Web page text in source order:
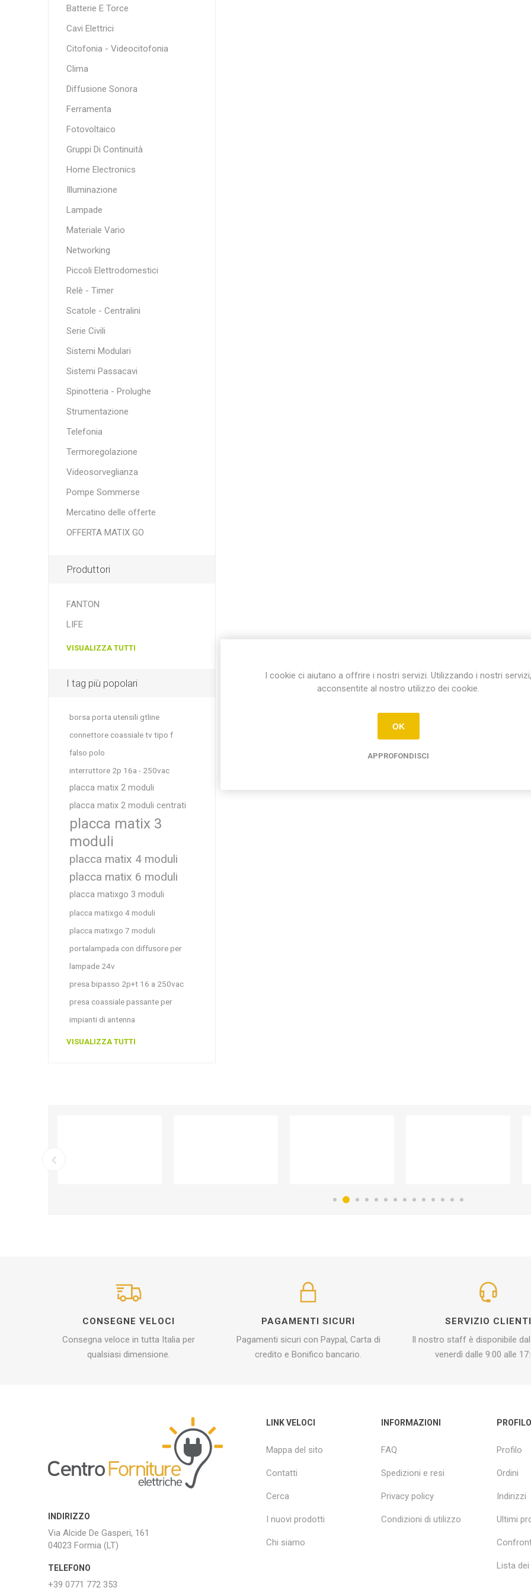
Batterie E Torce
Cavi Elettrici
Citofonia - Videocitofonia
Clima
Diffusione Sonora
Ferramenta
Fotovoltaico
Gruppi Di Continuità
Home Electronics
Illuminazione
Lampade
Materiale Vario
Networking
Piccoli Elettrodomestici
Relè - Timer
Scatole - Centralini
Serie Civili
Sistemi Modulari
Sistemi Passacavi
Spinotteria - Prolughe
Strumentazione
Telefonia
Termoregolazione
Videosorveglianza
Pompe Sommerse
Mercatino delle offerte
OFFERTA MATIX GO
Produttori
FANTON
LIFE
VISUALIZZA TUTTI
I tag più popolari
borsa porta utensili gtline
connettore coassiale tv tipo f
falso polo
interruttore 2p 16a - 250vac
placca matix 2 moduli
placca matix 2 moduli centrati
placca matix 3
moduli
placca matix 4 moduli
placca matix 6 moduli
placca matixgo 3 moduli
placca matixgo 4 moduli
placca matixgo 7 moduli
portalampada con diffusore per
lampade 24v
presa bipasso 2p+t 16 a 250vac
presa coassiale passante per
impianti di antenna
VISUALIZZA TUTTI
CONSEGNE VELOCI
Consegna veloce in tutta Italia per
qualsiasi dimensione.
PAGAMENTI SICURI
Pagamenti sicuri con Paypal, Carta di
credito e Bonifico bancario.
SERVIZIO CLIENTI
Il nostro staff è disponibile
venerdì dalle 9:00 alle
INDIRIZZO
Via Alcide De Gasperi, 161
04023 Formia (LT)
TELEFONO
+39 0771 772 353
LINK VELOCI
Mappa del sito
Contatti
Cerca
I nuovi prodotti
Chi siamo
INFORMAZIONI
FAQ
Spedizioni e resi
Privacy policy
Condizioni di utilizzo
PROFILO
Profilo
Ordini
Indirizzi
Ultimi
Lista
I cookie ci aiutano a offrire i nostri servizi. Utilizzando i nostri servizi,
acconsentite al nostro utilizzo dei cookie.
OK
APPROFONDISCI